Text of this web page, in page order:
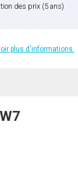
des prix (5 ans)
plus d'informations.